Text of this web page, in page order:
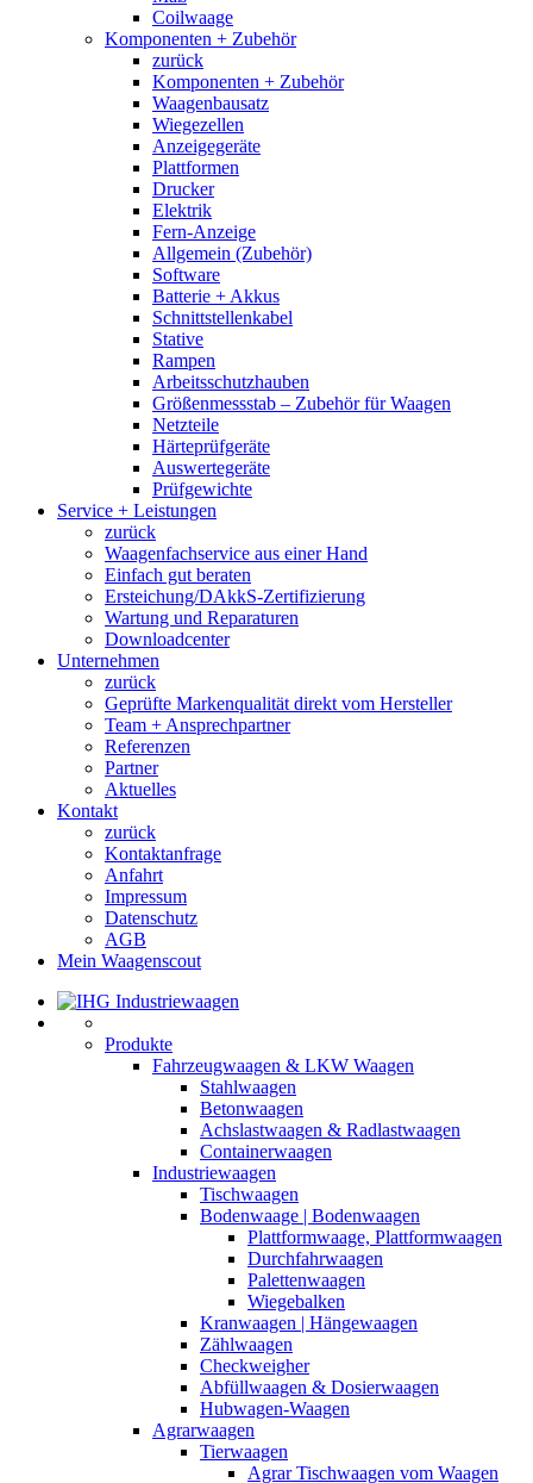
Coilwaage
Komponenten + Zubehör
zurück
Komponenten + Zubehör
Waagenbausatz
Wiegezellen
Anzeigegeräte
Plattformen
Drucker
Elektrik
Fern-Anzeige
Allgemein (Zubehör)
Software
Batterie + Akkus
Schnittstellenkabel
Stative
Rampen
Arbeitsschutzhauben
Größenmessstab – Zubehör für Waagen
Netzteile
Härteprüfgeräte
Auswertegeräte
Prüfgewichte
Service + Leistungen
zurück
Waagenfachservice aus einer Hand
Einfach gut beraten
Ersteichung/DAkkS-Zertifizierung
Wartung und Reparaturen
Downloadcenter
Unternehmen
zurück
Geprüfte Markenqualität direkt vom Hersteller
Team + Ansprechpartner
Referenzen
Partner
Aktuelles
Kontakt
zurück
Kontaktanfrage
Anfahrt
Impressum
Datenschutz
AGB
Mein Waagenscout
Produkte
Fahrzeugwaagen & LKW Waagen
Stahlwaagen
Betonwaagen
Achslastwaagen & Radlastwaagen
Containerwaagen
Industriewaagen
Tischwaagen
Bodenwaage | Bodenwaagen
Plattformwaage, Plattformwaagen
Durchfahrwaagen
Palettenwaagen
Wiegebalken
Kranwaagen | Hängewaagen
Zählwaagen
Checkweigher
Abfüllwaagen & Dosierwaagen
Hubwagen-Waagen
Agrarwaagen
Tierwaagen
Agrar Tischwaagen vom Waagen